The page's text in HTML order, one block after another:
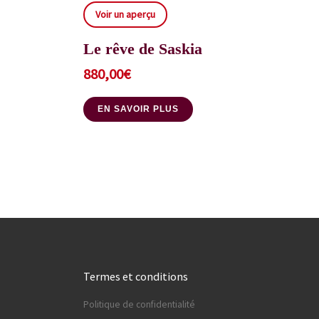
Voir un aperçu
Le rêve de Saskia
880,00€
EN SAVOIR PLUS
Termes et conditions
Politique de confidentialité